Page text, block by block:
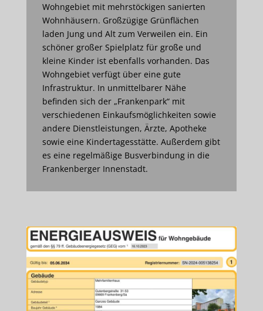
Wohngebiet mit mehrstöckigen sanierten
Wohnhäusern. Großzügige Grünflächen
laden Jung und Alt zum Verweilen ein. Ein
schöner großer Spielplatz für große und
kleine Kinder ist ebenfalls vorhanden. Das
Wohngebiet verfügt über eine gute
Infrastruktur. In unmittelbarer Nähe
befinden sich der „Frankenpark“ mit
verschiedenen Einkaufsmöglichkeiten sowie
andere Dienstleistungen, Ärzte, Apotheke
sowie eine Kindertagesstätte. Außerdem gibt
es eine regelmäßige Busverbindung in die
Frankenberger Innenstadt.